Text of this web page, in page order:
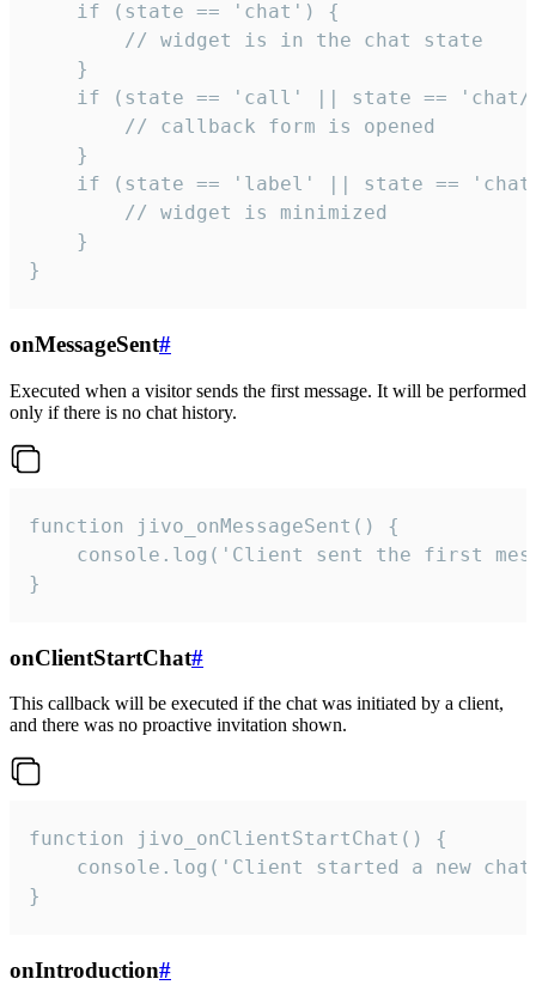
    if (state == 'chat') {
        // widget is in the chat state
    }
if (state == 'call' || state ==
        // callback form is opened
    }
if (state == 'label' || state ==
        // widget is minimized
    }
}
onMessageSent#
Executed when a visitor sends the first message. It will be performed
only if there is no chat history.
function jivo_onMessageSent() {
console.log('Client sent the first
}
onClientStartChat#
This callback will be executed if the chat was initiated by a client,
and there was no proactive invitation shown.
function jivo_onClientStartChat() {
console.log('Client started a new
}
onIntroduction#